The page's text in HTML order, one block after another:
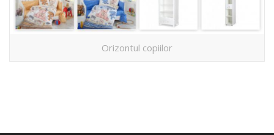
Orizontul copiilor